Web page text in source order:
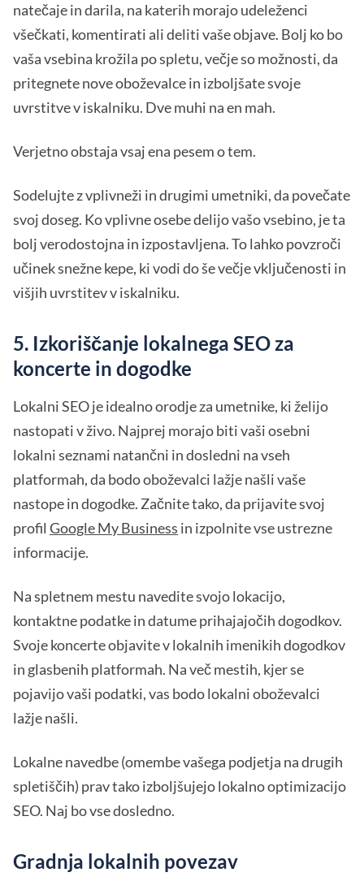
natečaje in darila, na katerih morajo udeleženci
všečkati, komentirati ali deliti vaše objave. Bolj ko bo
vaša vsebina krožila po spletu, večje so možnosti, da
pritegnete nove oboževalce in izboljšate svoje
uvrstitve v iskalniku. Dve muhi na en mah.
Verjetno obstaja vsaj ena pesem o tem.
Sodelujte z vplivneži in drugimi umetniki, da povečate
svoj doseg. Ko vplivne osebe delijo vašo vsebino, je ta
bolj verodostojna in izpostavljena. To lahko povzroči
učinek snežne kepe, ki vodi do še večje vključenosti in
višjih uvrstitev v iskalniku.
5. Izkoriščanje lokalnega SEO za
koncerte in dogodke
Lokalni SEO je idealno orodje za umetnike, ki želijo
nastopati v živo. Najprej morajo biti vaši osebni
lokalni seznami natančni in dosledni na vseh
platformah, da bodo oboževalci lažje našli vaše
nastope in dogodke. Začnite tako, da prijavite svoj
profil Google My Business in izpolnite vse ustrezne
informacije.
Na spletnem mestu navedite svojo lokacijo,
kontaktne podatke in datume prihajajočih dogodkov.
Svoje koncerte objavite v lokalnih imenikih dogodkov
in glasbenih platformah. Na več mestih, kjer se
pojavijo vaši podatki, vas bodo lokalni oboževalci
lažje našli.
Lokalne navedbe (omembe vašega podjetja na drugih
spletiščih) prav tako izboljšujejo lokalno optimizacijo
SEO. Naj bo vse dosledno.
Gradnja lokalnih povezav